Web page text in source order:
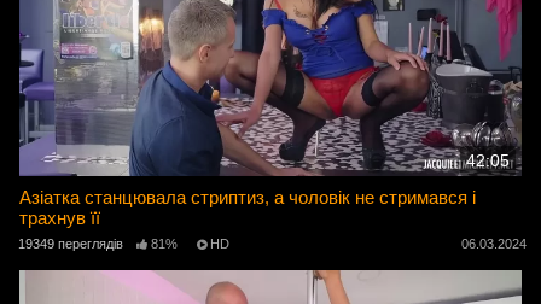
42:05
Азіатка станцювала стриптиз, а чоловік не стримався і
трахнув її
19349 переглядів 81% HD 06.03.2024